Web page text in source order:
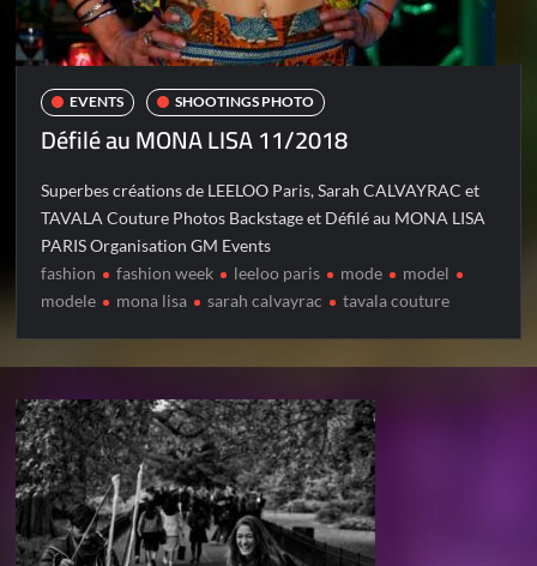
EVENTS SHOOTINGS PHOTO
Défilé au MONA LISA 11/2018
Superbes créations de LEELOO Paris, Sarah CALVAYRAC et
TAVALA Couture Photos Backstage et Défilé au MONA LISA
PARIS Organisation GM Events
fashion
fashion week leeloo paris mode
model
modele
mona lisa sarah calvayrac tavala couture